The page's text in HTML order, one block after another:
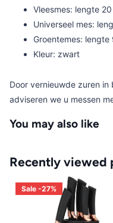
Vleesmes: lengte
Universeel mes:
Groentemes:
Kleur: zwart
Door vernieuwde zuren
adviseren we u messen
You may also like
Recently viewed
Sale -27%